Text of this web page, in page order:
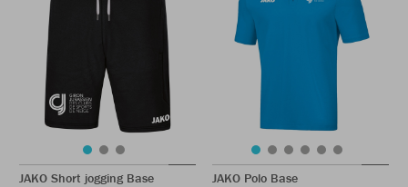
JAKO Short jogging Base
JAKO Polo Base